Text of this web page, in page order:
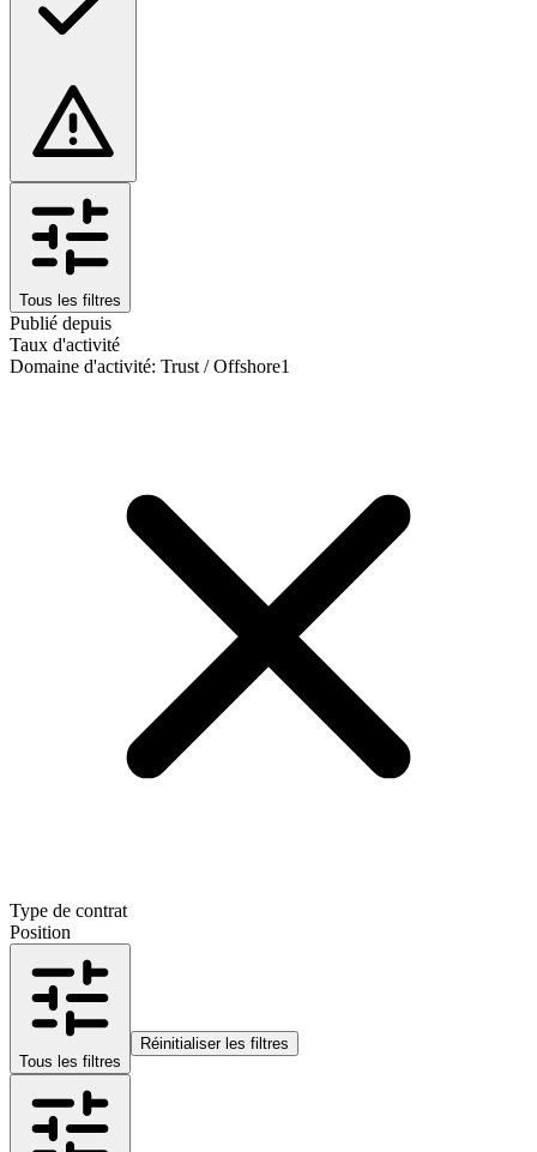
Tous les filtres
Publié depuis
Taux d'activité
Domaine d'activité: Trust / Offshore1
Type de contrat
Position
Tous les filtres
Réinitialiser les filtres